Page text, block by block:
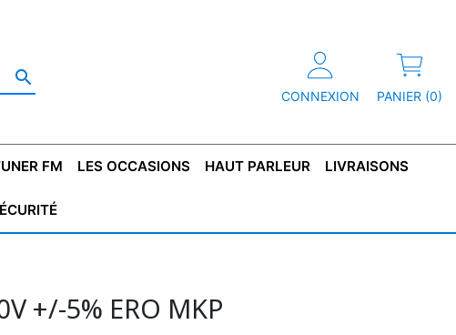

CONNEXION PANIER (0)
FM LES OCCASIONS HAUT PARLEUR LIVRAISONS
+/-5% ERO MKP